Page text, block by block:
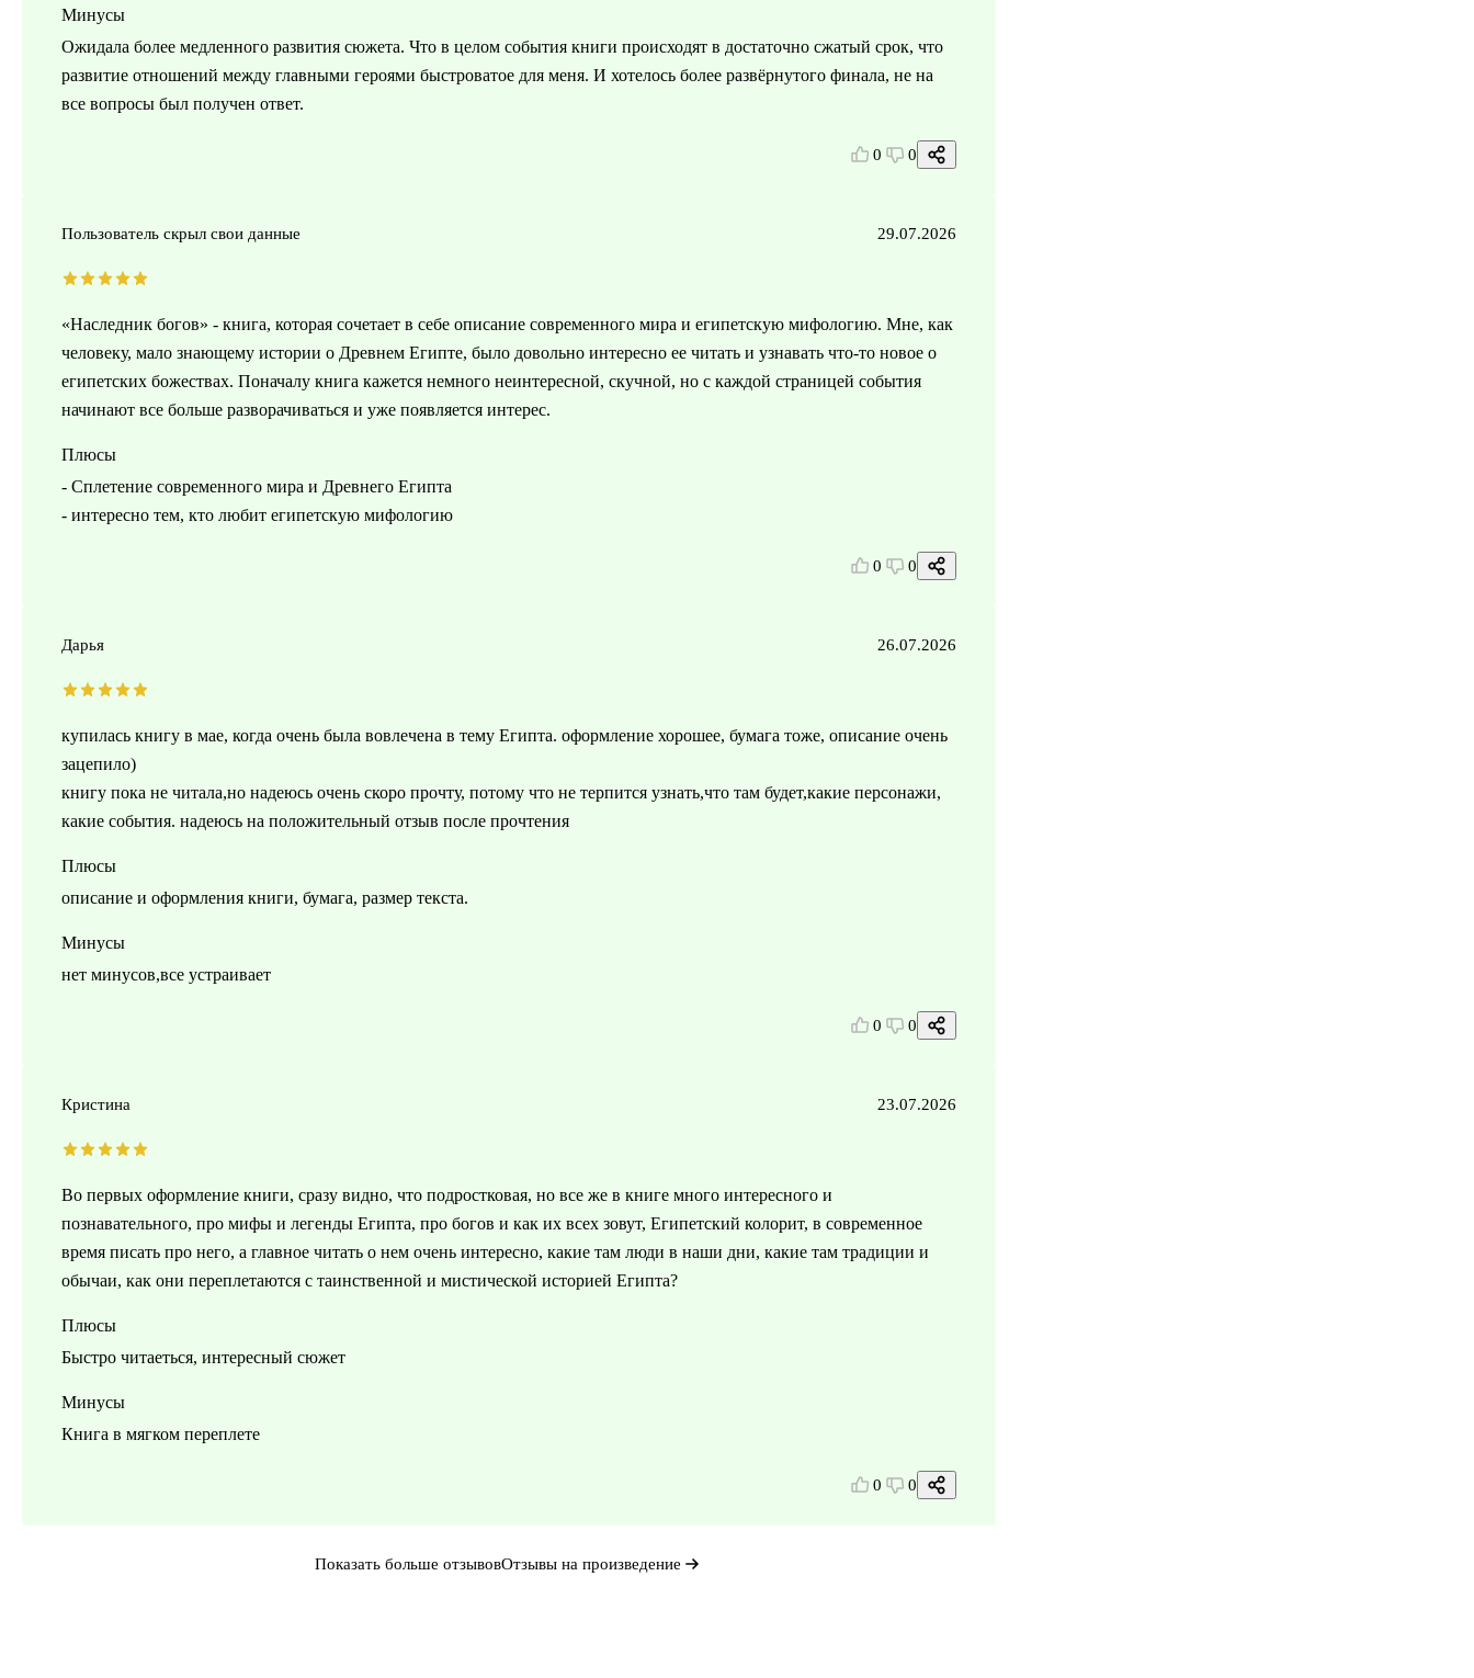
Минусы
Ожидала более медленного развития сюжета. Что в целом события книги происходят в достаточно сжатый срок, что
развитие отношений между главными героями быстроватое для меня. И хотелось более развёрнутого финала, не на
все вопросы был получен ответ.
0 0
Пользователь скрыл свои данные 29.07.2026
«Наследник богов» - книга, которая сочетает в себе описание современного мира и египетскую мифологию. Мне, как
человеку, мало знающему истории о Древнем Египте, было довольно интересно ее читать и узнавать что-то новое о
египетских божествах. Поначалу книга кажется немного неинтересной, скучной, но с каждой страницей события
начинают все больше разворачиваться и уже появляется интерес.
Плюсы
- Сплетение современного мира и Древнего Египта
- интересно тем, кто любит египетскую мифологию
0 0
Дарья 26.07.2026
купилась книгу в мае, когда очень была вовлечена в тему Египта. оформление хорошее, бумага тоже, описание очень
зацепило)
книгу пока не читала,но надеюсь очень скоро прочту, потому что не терпится узнать,что там будет,какие персонажи,
какие события. надеюсь на положительный отзыв после прочтения
Плюсы
описание и оформления книги, бумага, размер текста.
Минусы
нет минусов,все устраивает
0 0
Кристина 23.07.2026
Во первых оформление книги, сразу видно, что подростковая, но все же в книге много интересного и
познавательного, про мифы и легенды Египта, про богов и как их всех зовут, Египетский колорит, в современное
время писать про него, а главное читать о нем очень интересно, какие там люди в наши дни, какие там традиции и
обычаи, как они переплетаются с таинственной и мистической историей Египта?
Плюсы
Быстро читаеться, интересный сюжет
Минусы
Книга в мягком переплете
0 0
Показать больше отзывовОтзывы на произведение